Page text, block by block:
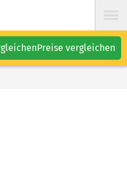
Preise vergleichen